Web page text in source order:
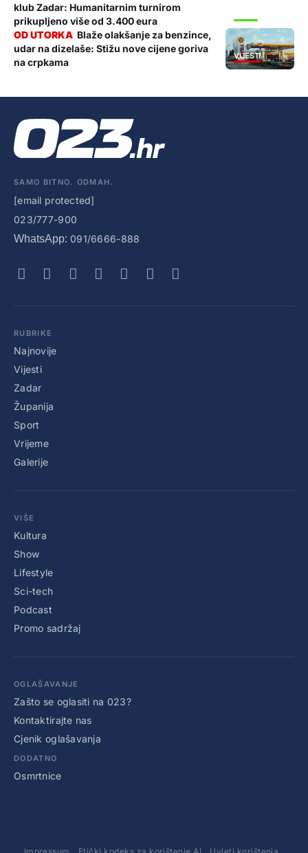
klub Zadar: Humanitarnim turnirom
prikupljeno više od 3.400 eura
VIJESTI
Blaže olakšanje za benzince,
udar na dizelaše: Stižu nove cijene goriva
na crpkama
SAMO BITNO. ODMAH.
[email protected]
023/777-900
WhatsApp: 091/6666-888
RUBRIKE
Najnovije
Vijesti
Zadar
Županija
Sport
Vrijeme
Galerije
VIŠE
Kultura
Show
Lifestyle
Sci-tech
Podcast
Promo sadržaj
OGLAŠAVANJE
Zašto se oglasiti na 023?
Kontaktirajte nas
Cjenik oglašavanja
DODATNO
Osmrtnice